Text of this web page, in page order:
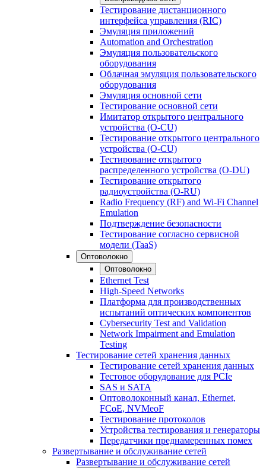
Тестирование дистанционного
интерфейса управления (RIC)
Эмуляция приложений
Automation and Orchestration
Эмуляция пользовательского
оборудования
Облачная эмуляция пользовательского
оборудования
Эмуляция основной сети
Тестирование основной сети
Имитатор открытого центрального
устройства (O-CU)
Тестирование открытого центрального
устройства (O-CU)
Тестирование открытого
распределенного устройства (O-DU)
Тестирование открытого
радиоустройства (O-RU)
Radio Frequency (RF) and Wi-Fi Channel
Emulation
Подтверждение безопасности
Тестирование согласно сервисной
модели (TaaS)
Оптоволокно
Оптоволокно
Ethernet Test
High-Speed Networks
Платформа для производственных
испытаний оптических компонентов
Cybersecurity Test and Validation
Network Impairment and Emulation
Testing
Тестирование сетей хранения данных
Тестирование сетей хранения данных
Тестовое оборудование для PCIe
SAS и SATA
Оптоволоконный канал, Ethernet,
FCoE, NVMeoF
Тестирование протоколов
Устройства тестирования и генераторы
Передатчики преднамеренных помех
Развертывание и обслуживание сетей
Развертывание и обслуживание сетей